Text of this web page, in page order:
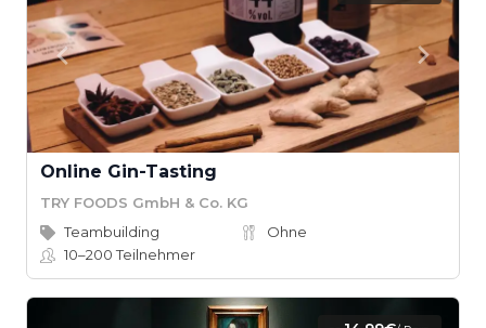
Online Gin-Tasting
TRY FOODS GmbH & Co. KG
Teambuilding
Ohne
10–200Teilnehmer